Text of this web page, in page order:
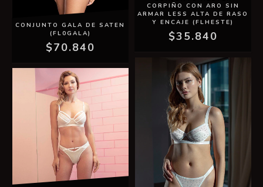
CONJUNTO GALA DE SATEN
(FL0GALA)
$70.840
CORPIÑO CON ARO SIN
ARMAR LESS ALTA DE RASO
Y ENCAJE (FLHESTE)
$35.840